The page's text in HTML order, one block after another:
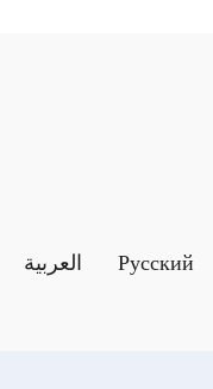
العربية Русский